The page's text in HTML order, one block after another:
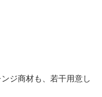
ジ商材も、若干用意し